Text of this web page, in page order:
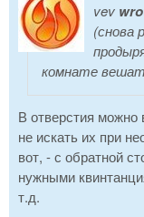
vev
(снова
комнате
В отверстия можно
не искать их при
вот, - с обратной
нужными
т.д.